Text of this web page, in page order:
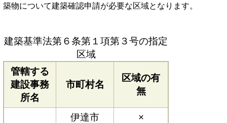
築物について建築確認申請が必要な区域となります。
建築基準法第６条第１項第３号の指定
区域
管轄する
建設事務
所名
市町村名
区域の有
無
伊達市
×